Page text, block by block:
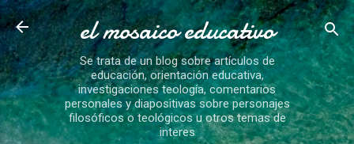
Ir al contenido principal
el mosaico educativo
Se trata de un blog sobre artículos de
educación, orientación educativa,
investigaciones teología, comentarios
personales y diapositivas sobre personajes
filosóficos o teológicos u otros temas de
interes